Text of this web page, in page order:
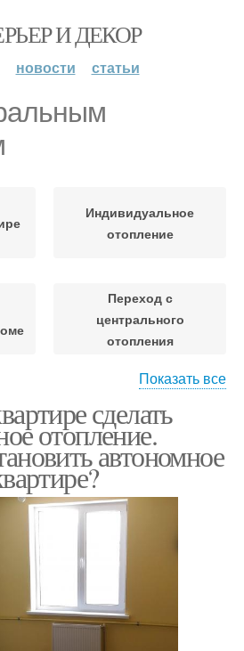
И ДЕКОР
новости статьи
Индивидуальное
отопление
Переход с
центрального
отопления
Показать все
сделать
отопление.
автономное